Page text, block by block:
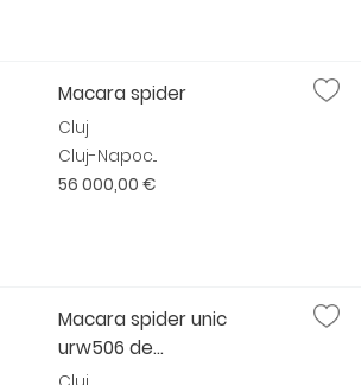
Macara spider
Cluj
Cluj-Napoc...
56 000,00 €
Macara spider unic
urw506 de...